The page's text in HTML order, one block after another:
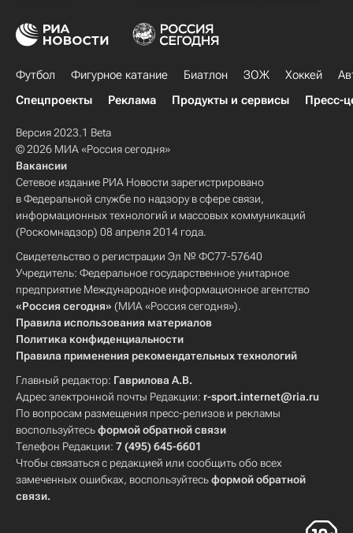
Футбол Фигурное катание Биатлон ЗОЖ Хоккей
Спецпроекты
Реклама Продукты и сервисы Пресс-
Версия 2023.1 Beta
© 2026 МИА «Россия сегодня»
Вакансии
Сетевое издание РИА Новости зарегистрировано
в Федеральной службе по надзору в сфере связи,
информационных технологий и массовых коммуникаций
(Роскомнадзор) 08 апреля 2014 года.
Свидетельство о регистрации Эл № ФС77-57640
Учредитель: Федеральное государственное унитарное
предприятие Международное информационное агентство
«Россия сегодня» (МИА «Россия сегодня»).
Правила использования материалов
Политика конфиденциальности
Правила применения рекомендательных технологий
Главный редактор: Гаврилова А.В.
Адрес электронной почты Редакции: r-sport.internet@ria.ru
По вопросам размещения пресс-релизов и рекламы
воспользуйтесьформой обратной связи
Телефон Редакции: 7 (495) 645-6601
Чтобы связаться с редакцией или сообщить обо всех
замеченных ошибках, воспользуйтесьформой обратной
связи.